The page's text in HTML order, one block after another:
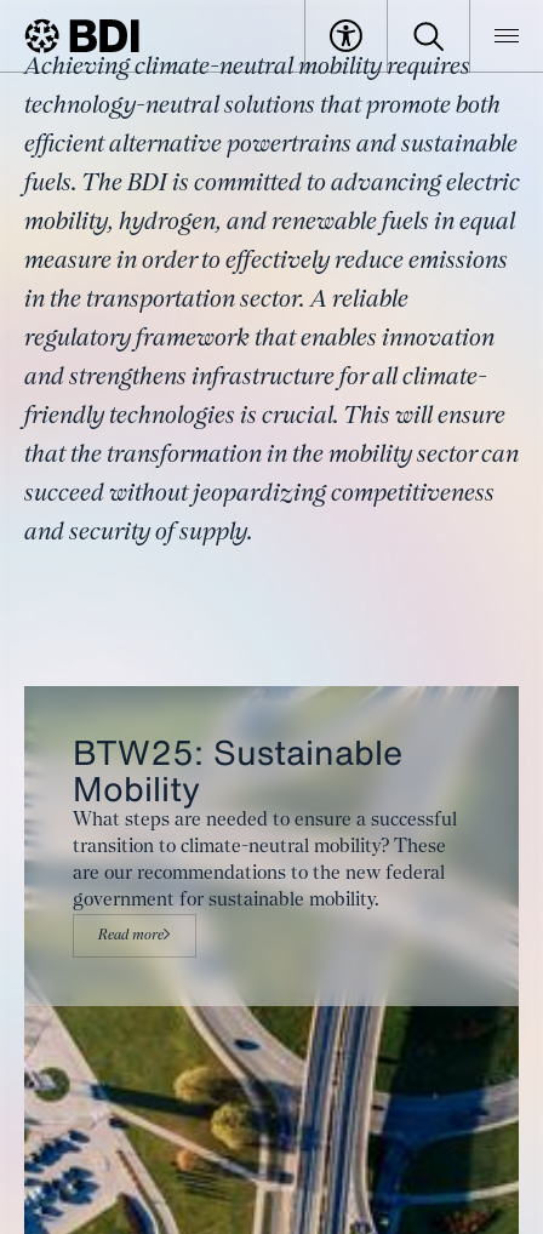
BDI Topics
Topic
Drive and Fuels
Achieving climate-neutral mobility requires
technology-neutral solutions that promote both
efficient alternative powertrains and sustainable
fuels. The BDI is committed to advancing electric
mobility, hydrogen, and renewable fuels in equal
measure in order to effectively reduce emissions
in the transportation sector. A reliable
regulatory framework that enables innovation
and strengthens infrastructure for all climate-
friendly technologies is crucial. This will ensure
that the transformation in the mobility sector can
succeed without jeopardizing competitiveness
and security of supply.
BTW25: Sustainable
Mobility
What steps are needed to ensure a successful
transition to climate-neutral mobility? These
are our recommendations to the new federal
government for sustainable mobility.
Read more